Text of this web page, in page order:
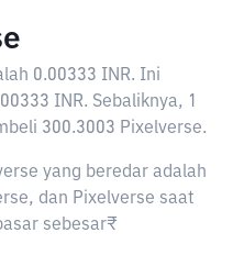
0.00333 INR. Ini
INR. Sebaliknya, 1
300.3003 Pixelverse.
yang beredar adalah
dan Pixelverse saat
sebesar₹